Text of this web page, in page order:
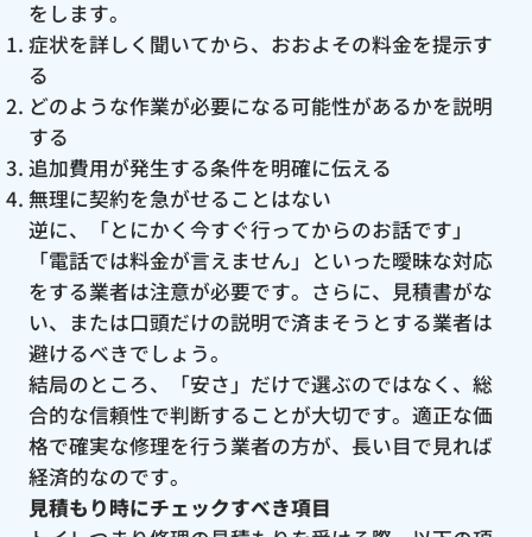
をします。
症状を詳しく聞いてから、おおよその料金を提示す
る
どのような作業が必要になる可能性があるかを説明
する
追加費用が発生する条件を明確に伝える
無理に契約を急がせることはない
逆に、「とにかく今すぐ行ってからのお話です」
「電話では料金が言えません」といった曖昧な対応
をする業者は注意が必要です。さらに、見積書がな
い、または口頭だけの説明で済まそうとする業者は
避けるべきでしょう。
結局のところ、「安さ」だけで選ぶのではなく、総
合的な信頼性で判断することが大切です。適正な価
格で確実な修理を行う業者の方が、長い目で見れば
経済的なのです。
見積もり時にチェックすべき項目